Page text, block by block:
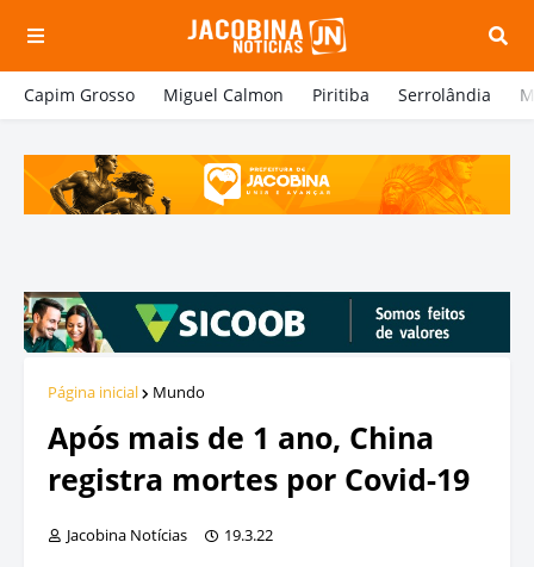
Capim Grosso Miguel Calmon Piritiba Serrolândia
Página inicial Mundo
Após mais de 1 ano, China
registra mortes por Covid-19
Jacobina Notícias 19.3.22